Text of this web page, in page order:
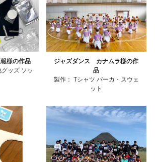
様の作品
グッズ ソッ
ジャズダンス カナムラ様の作
品
製作： Tシャツ パーカ・スウェ
ット